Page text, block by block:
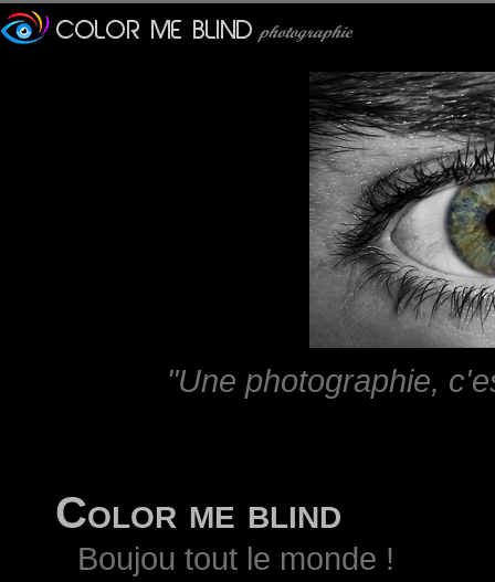
"Une photographie,
Color me blind
Boujou tout le monde !